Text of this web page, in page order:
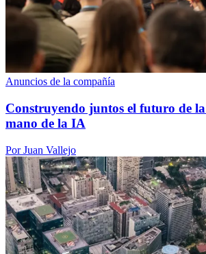
Anuncios de la compañía
Construyendo juntos el futuro de
mano de la IA
Por Juan Vallejo